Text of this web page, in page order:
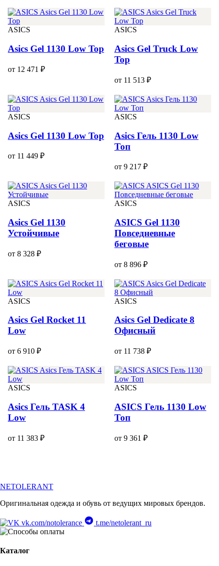
ASICS
Asics Gel 1130 Low Top
от 12 471 ₽
ASICS
Asics Gel Truck Low
Top
от 11 513 ₽
ASICS
Asics Gel 1130 Low Top
от 11 449 ₽
ASICS
Asics Гель 1130 Low
Топ
от 9 217 ₽
ASICS
Asics Gel 1130
Устойчивые
от 8 328 ₽
ASICS
ASICS Gel 1130
Повседневные
беговые
от 8 896 ₽
ASICS
Asics Gel Rocket 11
Low
от 6 910 ₽
ASICS
Asics Gel Dedicate 8
Офисный
от 11 738 ₽
ASICS
Asics Гель TASK 4
Low
от 11 383 ₽
ASICS
ASICS Гель 1130 Low
Топ
от 9 361 ₽
NETOLERANT
Оригинальная одежда и обувь от ведущих мировых брендов.
vk.com/notolerance t.me/netolerant_ru
Каталог